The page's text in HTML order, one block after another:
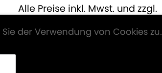
Alle Preise inkl. Mwst. und zzgl.
der Verwendung von Cookies zu.